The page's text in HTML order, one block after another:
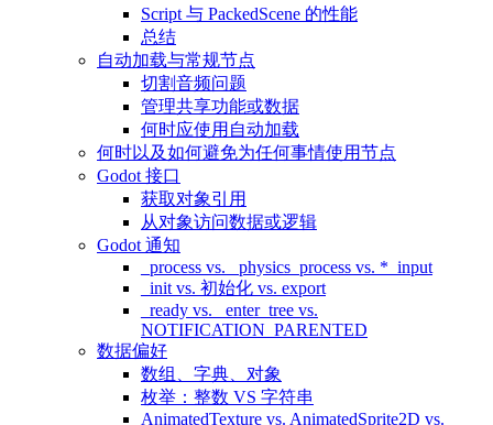
Script 与 PackedScene 的性能
总结
自动加载与常规节点
切割音频问题
管理共享功能或数据
何时应使用自动加载
何时以及如何避免为任何事情使用节点
Godot 接口
获取对象引用
从对象访问数据或逻辑
Godot 通知
_process vs. _physics_process vs. *_input
_init vs. 初始化 vs. export
_ready vs. _enter_tree vs.
NOTIFICATION_PARENTED
数据偏好
数组、字典、对象
枚举：整数 VS 字符串
AnimatedTexture vs. AnimatedSprite2D vs.